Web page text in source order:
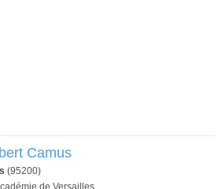
Camus
(95200)
de Versailles